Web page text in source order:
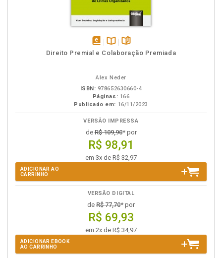
disponívelDisponível
páginas
Direito Premial e Colaboração Premiada
Alex Neder
ISBN: 978652630660-4
Páginas: 166
Publicado em: 16/11/2023
VERSÃO IMPRESSA
deR$ 109,90* por
R$ 98,91
em 3x de R$ 32,97
ADICIONAR AO
CARRINHO
VERSÃO DIGITAL
de R$ 77,70* por
R$ 69,93
em 2x de R$ 34,97
ADICIONAR EBOOK
AO CARRINHO